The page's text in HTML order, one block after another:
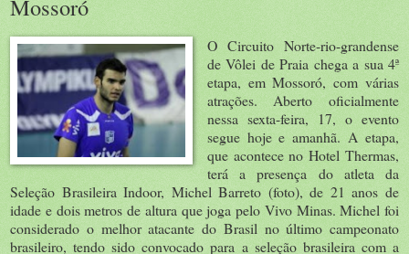
Mossoró
O Circuito Norte-rio-grandense
de Vôlei de Praia chega a sua 4ª
etapa, em Mossoró, com várias
atrações. Aberto oficialmente
nessa sexta-feira, 17, o evento
segue hoje e amanhã. A etapa,
que acontece no Hotel Thermas,
terá a presença do atleta da
Seleção Brasileira Indoor, Michel Barreto (foto), de 21 anos de
idade e dois metros de altura que joga pelo Vivo Minas. Michel foi
considerado o melhor atacante do Brasil no último campeonato
brasileiro, tendo sido convocado para a seleção brasileira com a